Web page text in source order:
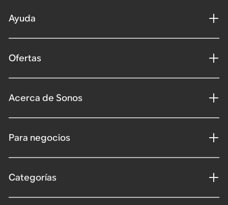
Ayuda
Ofertas
Acerca de Sonos
Para negocios
Categorías